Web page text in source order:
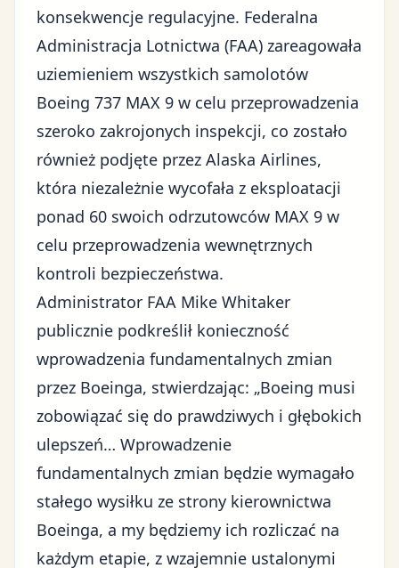
konsekwencje regulacyjne. Federalna
Administracja Lotnictwa (FAA) zareagowała
uziemieniem wszystkich samolotów
Boeing 737 MAX 9 w celu przeprowadzenia
szeroko zakrojonych inspekcji, co zostało
również podjęte przez Alaska Airlines,
która niezależnie wycofała z eksploatacji
ponad 60 swoich odrzutowców MAX 9 w
celu przeprowadzenia wewnętrznych
kontroli bezpieczeństwa.
Administrator FAA Mike Whitaker
publicznie podkreślił konieczność
wprowadzenia fundamentalnych zmian
przez Boeinga, stwierdzając: „Boeing musi
zobowiązać się do prawdziwych i głębokich
ulepszeń… Wprowadzenie
fundamentalnych zmian będzie wymagało
stałego wysiłku ze strony kierownictwa
Boeinga, a my będziemy ich rozliczać na
każdym etapie, z wzajemnie ustalonymi